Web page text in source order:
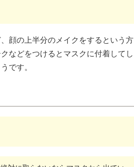
顔の上半分のメイクをするという方
などをつけるとマスクに付着してし
です。